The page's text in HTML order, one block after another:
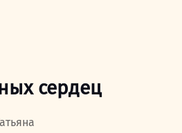
сердец